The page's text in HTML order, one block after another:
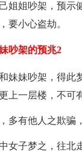
姐姐吵架，预示
要小心盗劫。
架的预兆2
妹妹吵架，得此
上一层楼，不可
多有他人之欺骗
女子梦之，往北